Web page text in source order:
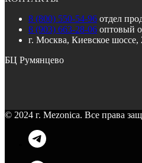
8 (800) 550-54-96 отдел
8 (903) 663-28-06 оптовый
г. Москва, Киевское шоссе,
БЦ Румянцево
© 2024 г. Mezonica. Все права